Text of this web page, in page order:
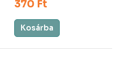
370 Ft
Kosárba